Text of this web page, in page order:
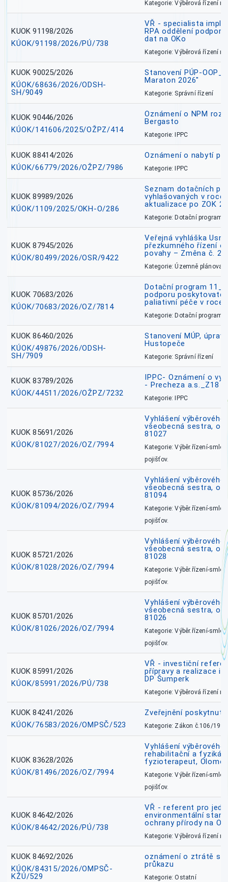
Kategorie: Výběrová řízení
KUOK 91198/2026
KÚOK/91198/2026/PÚ/738
VŘ - specialista
RPA oddělení
dat na OKo
Kategorie: Výběrová řízení
KUOK 90025/2026
KÚOK/68636/2026/ODSH-
SH/9049
Stanovení PÚP-
Maraton 2026"
Kategorie: Správní řízení
KUOK 90446/2026
KÚOK/141606/2025/OŽPZ/414
Oznámení o NPM
Bergasto
Kategorie: IPPC
KUOK 88414/2026
KÚOK/66779/2026/OŽPZ/7986
Oznámení o nabytí
Kategorie: IPPC
KUOK 89989/2026
KÚOK/1109/2025/OKH-O/286
Seznam dotačních
vyhlašovaných v roce
aktualizace po ZOK
Kategorie: Dotační
KUOK 87945/2026
KÚOK/80499/2026/OSR/9422
Veřejná vyhláška
přezkumného řízení
povahy – Změna č. 2
Kategorie: Územně
KUOK 70683/2026
KÚOK/70683/2026/OZ/7814
Dotační program
podporu
paliativní péče v roce
Kategorie: Dotační
KUOK 86460/2026
KÚOK/49876/2026/ODSH-
SH/7909
Stanovení MÚP,
Hustopeče
Kategorie: Správní řízení
KUOK 83789/2026
KÚOK/44511/2026/OŽPZ/7232
IPPC- Oznámení o
- Precheza a.s._Z18
Kategorie: IPPC
KUOK 85691/2026
KÚOK/81027/2026/OZ/7994
Vyhlášení
všeobecná sestra,
81027
Kategorie: Výběr.řízení-
pojišťov.
KUOK 85736/2026
KÚOK/81094/2026/OZ/7994
Vyhlášení
všeobecná sestra,
81094
Kategorie: Výběr.řízení-
pojišťov.
KUOK 85721/2026
KÚOK/81028/2026/OZ/7994
Vyhlášení
všeobecná sestra,
81028
Kategorie: Výběr.řízení-
pojišťov.
KUOK 85701/2026
KÚOK/81026/2026/OZ/7994
Vyhlášení
všeobecná sestra,
81026
Kategorie: Výběr.řízení-
pojišťov.
KUOK 85991/2026
KÚOK/85991/2026/PÚ/738
VŘ - investiční
přípravy a realizace
DP Šumperk
Kategorie: Výběrová řízení
KUOK 84241/2026
KÚOK/76583/2026/OMPSČ/523
Zveřejnění
Kategorie: Zákon č.106/1999
KUOK 83628/2026
KÚOK/81496/2026/OZ/7994
Vyhlášení
rehabilitační a
fyzioterapeut,
Kategorie: Výběr.řízení-
pojišťov.
KUOK 84642/2026
KÚOK/84642/2026/PÚ/738
VŘ - referent pro
environmentální
ochrany přírody na
Kategorie: Výběrová řízení
KUOK 84692/2026
KÚOK/84315/2026/OMPSČ-
KŽÚ/529
oznámení o ztrátě
průkazu
Kategorie: Ostatní